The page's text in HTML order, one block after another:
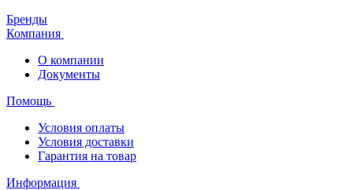
Бренды
Компания
О компании
Документы
Помощь
Условия оплаты
Условия доставки
Гарантия на товар
Информация